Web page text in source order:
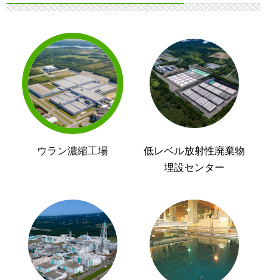
ウラン濃縮工場
低レベル放射性廃棄物
埋設センター